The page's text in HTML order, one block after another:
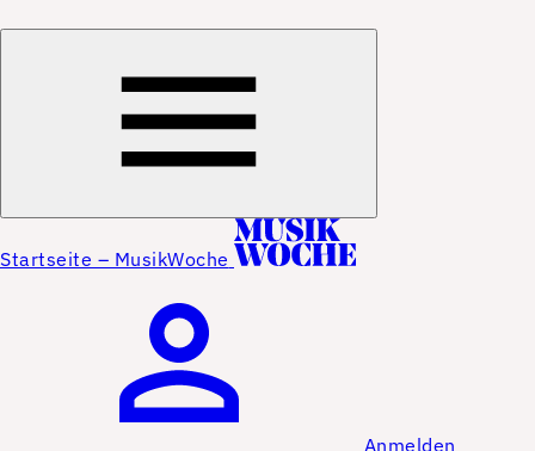
Startseite – MusikWoche
Anmelden